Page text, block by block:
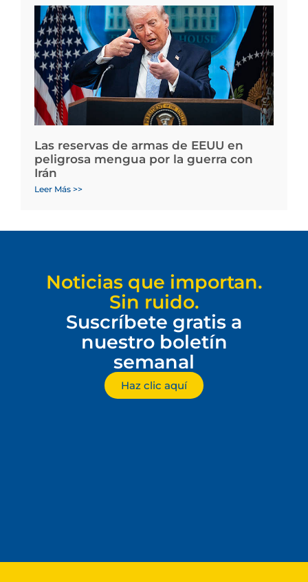
Las reservas de armas de EEUU en
peligrosa mengua por la guerra con
Irán
Leer Más >>
Noticias que importan.
Sin ruido.
Suscríbete gratis a
nuestro boletín
semanal
Haz clic aquí